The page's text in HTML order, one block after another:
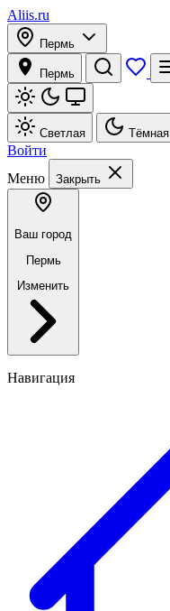
Aliis.ru
Пермь
Пермь
Светлая Тёмная
Войти
Меню
Закрыть
Ваш город
Пермь
Изменить
Навигация